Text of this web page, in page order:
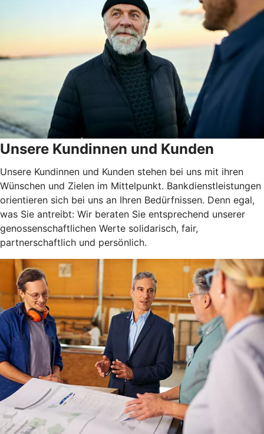
Unsere Kundinnen und Kunden
Unsere Kundinnen und Kunden stehen bei uns mit ihren
Wünschen und Zielen im Mittelpunkt. Bankdienstleistungen
orientieren sich bei uns an Ihren Bedürfnissen. Denn egal,
was Sie antreibt: Wir beraten Sie entsprechend unserer
genossenschaftlichen Werte solidarisch, fair,
partnerschaftlich und persönlich.